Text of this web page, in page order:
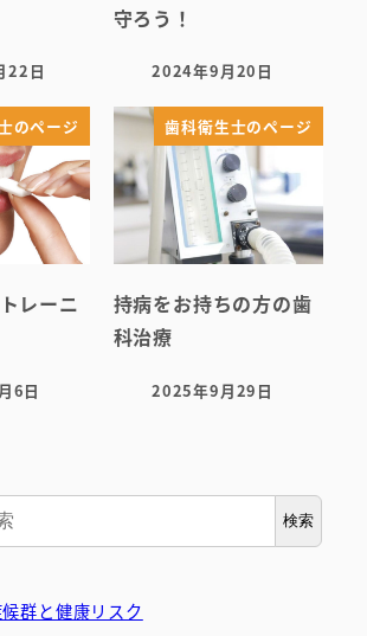
22日
守ろう！
投稿日
2024年9月20日
のページ
レーニ
6日
歯科衛生士のページ
持病をお持ちの方の歯
科治療
投稿日
2025年9月29日
検索
群と健康リスク